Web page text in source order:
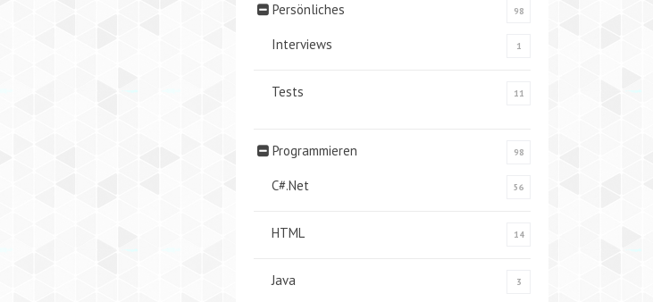
Persönliches 98
Interviews 1
Tests 11
Programmieren 98
C#.Net 56
HTML 14
Java 3